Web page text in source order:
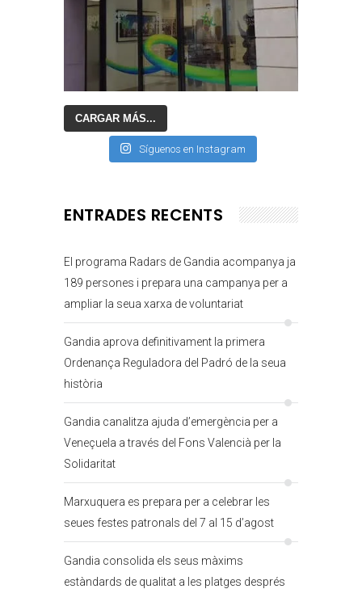
CARGAR MÁS...
Síguenos en Instagram
ENTRADES RECENTS
El programa Radars de Gandia acompanya ja
189 persones i prepara una campanya per a
ampliar la seua xarxa de voluntariat
Gandia aprova definitivament la primera
Ordenança Reguladora del Padró de la seua
història
Gandia canalitza ajuda d’emergència per a
Veneçuela a través del Fons Valencià per la
Solidaritat
Marxuquera es prepara per a celebrar les
seues festes patronals del 7 al 15 d’agost
Gandia consolida els seus màxims
estàndards de qualitat a les platges després